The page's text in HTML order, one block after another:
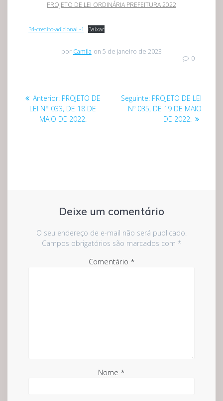
PROJETO DE LEI ORDINÁRIA PREFEITURA 2022
34-credito-adicional.-1 Baixar
por Camila on 5 de janeiro de 2023
0
Navegação
Anterior: Post
anterior:
PROJETO DE
LEI N° 033, DE 18 DE
MAIO DE 2022.
Seguinte: Post
seguinte:
PROJETO DE LEI
Nº 035, DE 19 DE MAIO
DE 2022.
Deixe um comentário
O seu endereço de e-mail não será publicado.
Campos obrigatórios são marcados com *
Comentário *
Nome *